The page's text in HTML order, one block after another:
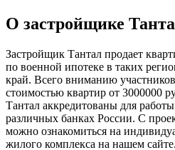
О застройщике
Застройщик Тантал продает
по военной ипотеке в таких
край. Всего вниманию
стоимостью квартир от 3000000
Тантал аккредитованы для
различных банках России. С
можно ознакомиться на
жилого комплекса на нашем сайте.